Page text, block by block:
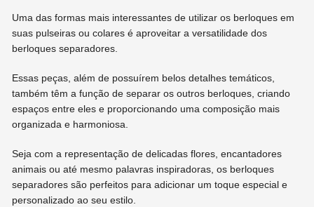
Uma das formas mais interessantes de utilizar os berloques em
suas pulseiras ou colares é aproveitar a versatilidade dos
berloques separadores.
Essas peças, além de possuírem belos detalhes temáticos,
também têm a função de separar os outros berloques, criando
espaços entre eles e proporcionando uma composição mais
organizada e harmoniosa.
Seja com a representação de delicadas flores, encantadores
animais ou até mesmo palavras inspiradoras, os berloques
separadores são perfeitos para adicionar um toque especial e
personalizado ao seu estilo.